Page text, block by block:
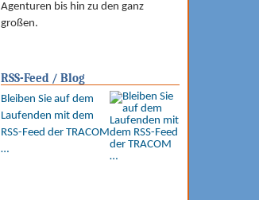
Agenturen bis hin zu den ganz
großen.
RSS-Feed / Blog
Bleiben Sie auf dem
Laufenden mit dem
RSS-Feed der TRACOM
…